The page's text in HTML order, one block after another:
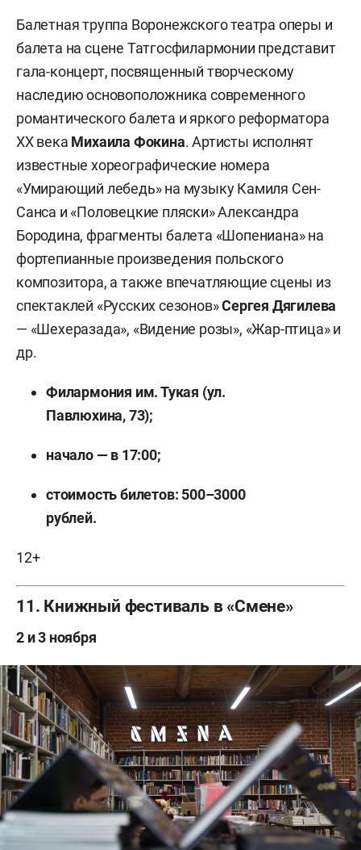
Балетная труппа Воронежского театра оперы и
балета на сцене Татгосфилармонии представит
гала-концерт, посвященный творческому
наследию основоположника современного
романтического балета и яркого реформатора
XX века Михаила Фокина. Артисты исполнят
известные хореографические номера
«Умирающий лебедь» на музыку Камиля Сен-
Санса и «Половецкие пляски» Александра
Бородина, фрагменты балета «Шопениана» на
фортепианные произведения польского
композитора, а также впечатляющие сцены из
спектаклей «Русских сезонов»Сергея Дягилева
— «Шехеразада», «Видение розы», «Жар-птица» и
др.
Филармония им. Тукая (ул.
Павлюхина, 73);
начало — в 17:00;
стоимость билетов: 500–3000
рублей.
12+
11. Книжный фестиваль в «Смене»
2 и 3 ноября